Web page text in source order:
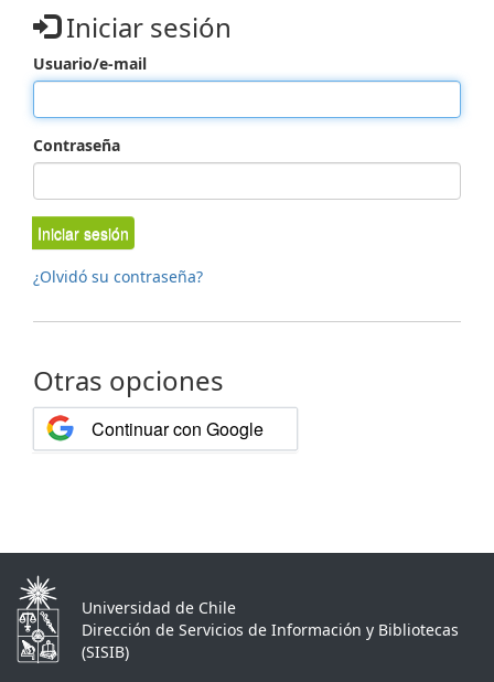
Iniciar sesión
Usuario/e-mail
Contraseña
Iniciar sesión
¿Olvidó su contraseña?
Otras opciones
Continuar con Google
Universidad de Chile
Dirección de Servicios de Información y Bibliotecas
(SISIB)